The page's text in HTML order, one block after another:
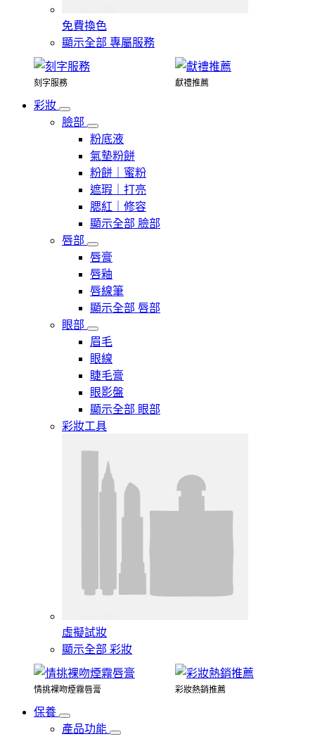
免費換色
顯示全部 專屬服務
刻字服務 獻禮推薦
彩妝
臉部
粉底液
氣墊粉餅
粉餅｜蜜粉
遮瑕｜打亮
腮紅｜修容
顯示全部 臉部
唇部
唇膏
唇釉
唇線筆
顯示全部 唇部
眼部
眉毛
眼線
睫毛膏
眼影盤
顯示全部 眼部
彩妝工具
虛擬試妝
顯示全部 彩妝
情挑裸吻煙霧唇膏 彩妝熱銷推薦
保養
產品功能